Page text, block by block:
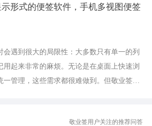
形式的便签软件，手机多视图便签
会遇到很大的局限性：大多数只有单一的列
用起来非常的麻烦。无论是在桌面上快速浏
管理，这些需求都很难做到。但敬业签作
敬业签用户关注的推荐问答